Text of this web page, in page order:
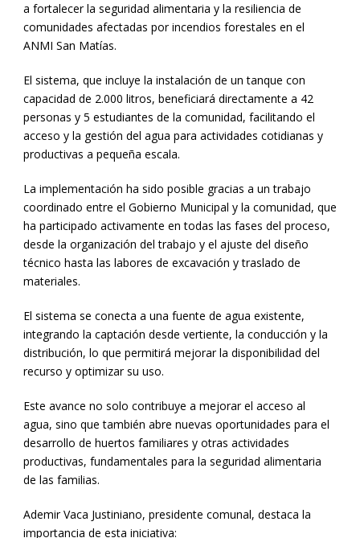
a fortalecer la seguridad alimentaria y la resiliencia de
comunidades afectadas por incendios forestales en el
ANMI San Matías.
El sistema, que incluye la instalación de un tanque con
capacidad de 2.000 litros, beneficiará directamente a 42
personas y 5 estudiantes de la comunidad, facilitando el
acceso y la gestión del agua para actividades cotidianas y
productivas a pequeña escala.
La implementación ha sido posible gracias a un trabajo
coordinado entre el Gobierno Municipal y la comunidad, que
ha participado activamente en todas las fases del proceso,
desde la organización del trabajo y el ajuste del diseño
técnico hasta las labores de excavación y traslado de
materiales.
El sistema se conecta a una fuente de agua existente,
integrando la captación desde vertiente, la conducción y la
distribución, lo que permitirá mejorar la disponibilidad del
recurso y optimizar su uso.
Este avance no solo contribuye a mejorar el acceso al
agua, sino que también abre nuevas oportunidades para el
desarrollo de huertos familiares y otras actividades
productivas, fundamentales para la seguridad alimentaria
de las familias.
Ademir Vaca Justiniano, presidente comunal, destaca la
importancia de esta iniciativa: